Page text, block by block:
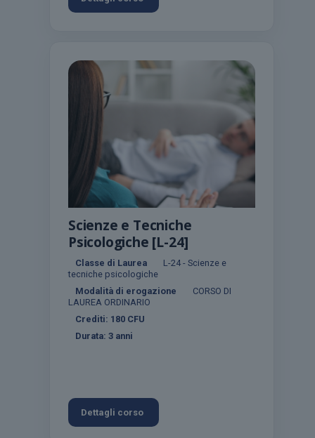
Scienze e Tecniche
Psicologiche [L-24]
Classe di Laurea
L-24 - Scienze e
tecniche psicologiche
Modalità di erogazione
CORSO DI
LAUREA ORDINARIO
Crediti: 180 CFU
Durata: 3 anni
Dettagli corso